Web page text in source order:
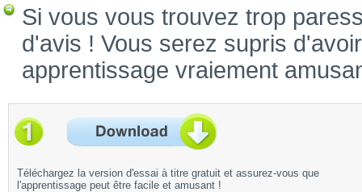
Si vous vous trouvez trop
d'avis ! Vous serez supris
apprentissage vraiement
Téléchargez la version d'essai à titre gratuit et assurez-vous que
l'apprentissage peut être facile et amusant !